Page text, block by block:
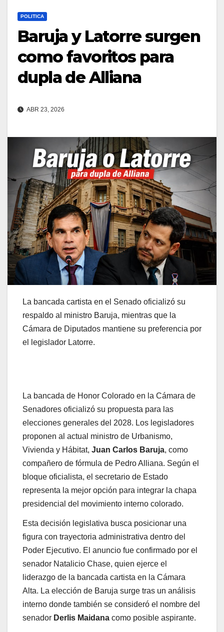
POLITICA
Baruja y Latorre surgen
como favoritos para
dupla de Alliana
ABR 23, 2026
La bancada cartista en el Senado oficializó su
respaldo al ministro Baruja, mientras que la
Cámara de Diputados mantiene su preferencia por
el legislador Latorre.
La bancada de Honor Colorado en la Cámara de
Senadores oficializó su propuesta para las
elecciones generales del 2028. Los legisladores
proponen al actual ministro de Urbanismo,
Vivienda y Hábitat, Juan Carlos Baruja, como
compañero de fórmula de Pedro Alliana. Según el
bloque oficialista, el secretario de Estado
representa la mejor opción para integrar la chapa
presidencial del movimiento interno colorado.
Esta decisión legislativa busca posicionar una
figura con trayectoria administrativa dentro del
Poder Ejecutivo. El anuncio fue confirmado por el
senador Natalicio Chase, quien ejerce el
liderazgo de la bancada cartista en la Cámara
Alta. La elección de Baruja surge tras un análisis
interno donde también se consideró el nombre del
senador Derlis Maidana como posible aspirante.